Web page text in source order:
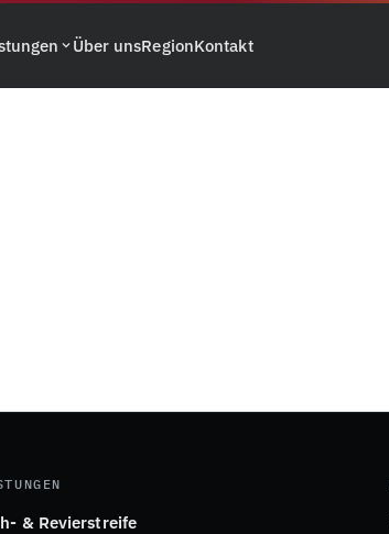
Über unsRegionKontakt
& Revierstreife